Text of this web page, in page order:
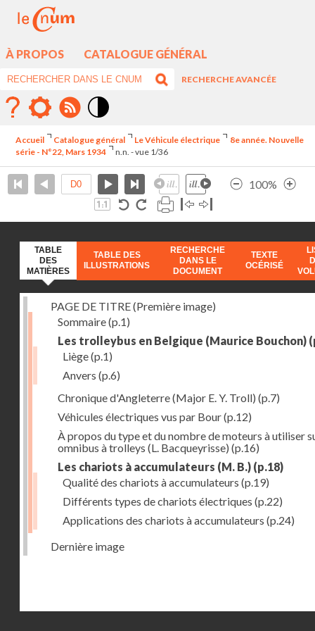
À PROPOS CATALOGUE GÉNÉRAL
RECHERCHE AVANCÉE
élévé
Accueil Catalogue général Le Véhicule électrique
8e année. Nouvelle
série - N°22, Mars 1934
n.n. - vue 1/36
100%
TABLE
DES
MATIÈRES
TABLE DES
ILLUSTRATIONS
RECHERCHE
DANS LE
DOCUMENT
TEXTE
OCÉRISÉ
PAGE DE TITRE (Première image)
Sommaire(p.1)
Les trolleybus en Belgique (Maurice Bouchon)
Liège(p.1)
Anvers (p.6)
Chronique d'Angleterre (Major E. Y. Troll) (p.7)
Véhicules électriques vus par Bour(p.12)
À propos du type et du nombre de moteurs à utiliser
omnibus à trolleys (L. Bacqueyrisse) (p.16)
Les chariots à accumulateurs (M. B.) (p.18)
Qualité des chariots à accumulateurs (p.19)
Différents types de chariots électriques (p.22)
Applications des chariots à accumulateurs (p.24)
Dernière image